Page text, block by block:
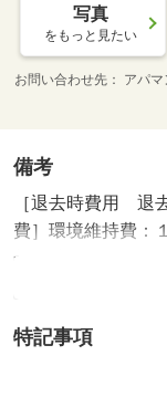
写真
をもっと見たい
お問い合わせ先
アパ
備考
［退去時費用 退
費］環境維持費：
契約時１６５００
円（税込）、イン
必須 プラザ賃貸
特記事項